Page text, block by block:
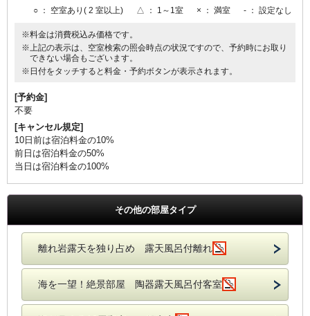
○ ： 空室あり( 2 室以上) △ ： 1～1室 × ： 満室 - ： 設定なし
※料金は消費税込み価格です。
※上記の表示は、空室検索の照会時点の状況ですので、予約時にお取り
できない場合もございます。
※日付をタッチすると料金・予約ボタンが表示されます。
[予約金]
不要
[キャンセル規定]
10日前は宿泊料金の10%
前日は宿泊料金の50%
当日は宿泊料金の100%
その他の部屋タイプ
離れ岩露天を独り占め 露天風呂付離れ
海を一望！絶景部屋 陶器露天風呂付客室